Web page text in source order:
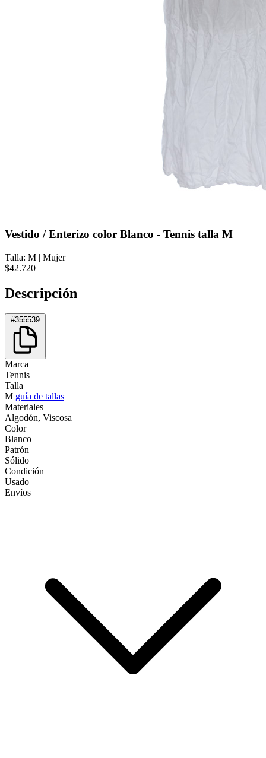
Vestido / Enterizo color Blanco - Tennis talla M
Talla: M | Mujer
$42.720
Descripción
#355539
Marca
Tennis
Talla
M guía de tallas
Materiales
Algodón, Viscosa
Color
Blanco
Patrón
Sólido
Condición
Usado
Envíos